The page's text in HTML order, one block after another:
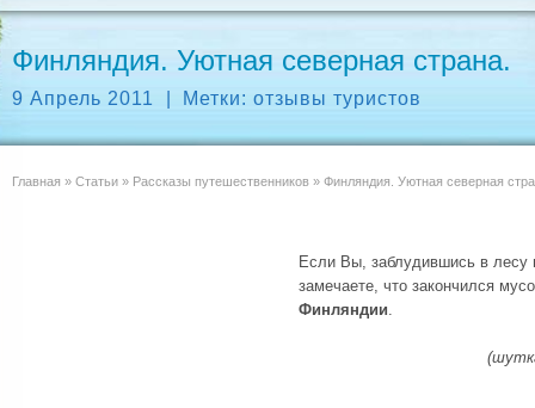
Финляндия. Уютная северная страна.
9 Апрель 2011 Метки:отзывы туристов
Главная » Статьи » Рассказы путешественников » Финляндия. Уютная северная
Если Вы, заблудившись в лесу
замечаете, что закончился
Финляндии.